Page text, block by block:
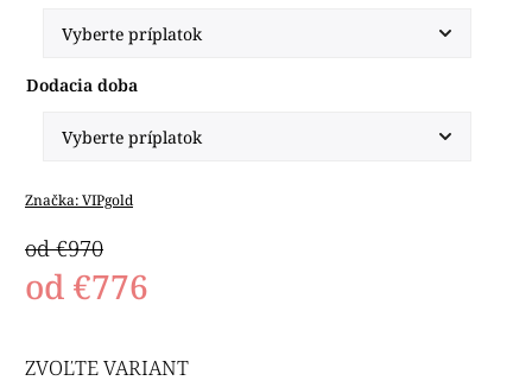
Dodacia doba
Značka:VIPgold
od €970
od €776
ZVOĽTE VARIANT